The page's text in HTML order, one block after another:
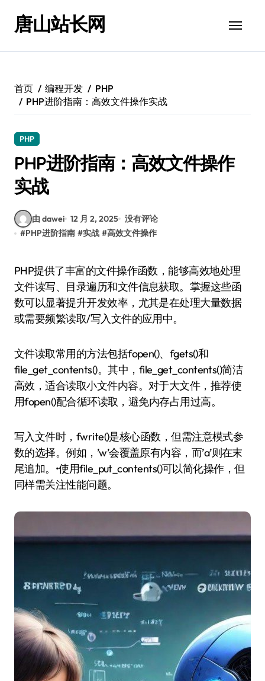
唐山站长网
首页 编程开发
PHP
PHP进阶指南：高效文件操作实战
PHP
PHP进阶指南：高效文件操作
实战
由 dawei 12 月 2, 2025 没有评论
#PHP进阶指南 #实战 #高效文件操作
PHP提供了丰富的文件操作函数，能够高效地处理
文件读写、目录遍历和文件信息获取。掌握这些函
数可以显著提升开发效率，尤其是在处理大量数据
或需要频繁读取/写入文件的应用中。
文件读取常用的方法包括fopen()、fgets()和
file_get_contents()。其中，file_get_contents()简洁
高效，适合读取小文件内容。对于大文件，推荐使
用fopen()配合循环读取，避免内存占用过高。
写入文件时，fwrite()是核心函数，但需注意模式参
数的选择。例如，’w’会覆盖原有内容，而’a’则在末
尾追加。•使用file_put_contents()可以简化操作，但
同样需关注性能问题。